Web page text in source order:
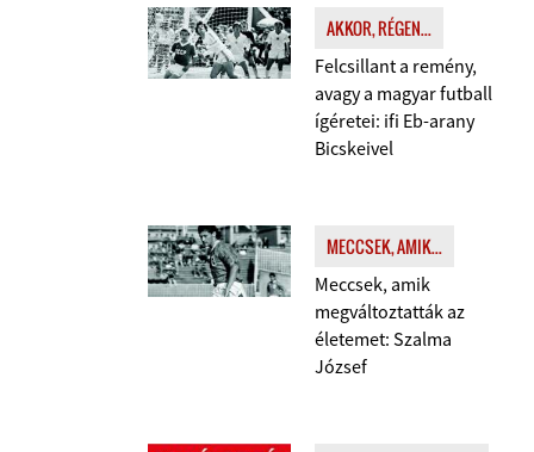
AKKOR, RÉGEN...
Felcsillant a remény,
avagy a magyar futball
ígéretei: ifi Eb-arany
Bicskeivel
MECCSEK, AMIK...
Meccsek, amik
megváltoztatták az
életemet: Szalma
József